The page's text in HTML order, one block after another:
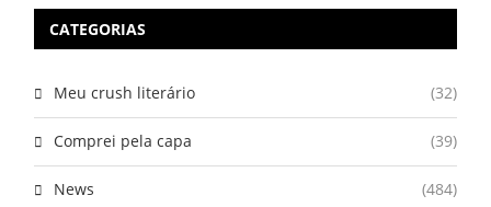
CATEGORIAS
Meu crush literário (32)
Comprei pela capa (39)
News (484)